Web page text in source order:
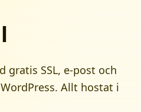
gratis SSL, e-post och
Allt hostat i